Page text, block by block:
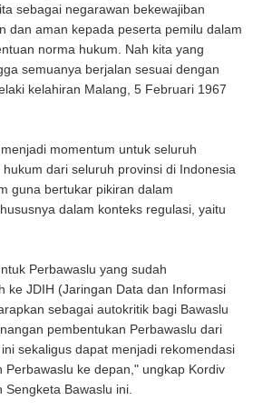
sebagai negarawan bekewajiban
dan aman kepada peserta pemilu dalam
norma hukum. Nah kita yang
semuanya berjalan sesuai dengan
kelahiran Malang, 5 Februari 1967
momentum untuk seluruh
dari seluruh provinsi di Indonesia
guna bertukar pikiran dalam
dalam konteks regulasi, yaitu
Perbawaslu yang sudah
ke JDIH (Jaringan Data dan Informasi
sebagai autokritik bagi Bawaslu
pembentukan Perbawaslu dari
sekaligus dapat menjadi rekomendasi
Perbawaslu ke depan," ungkap Kordiv
Bawaslu ini.